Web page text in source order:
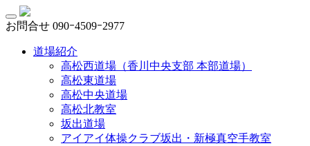
お問合せ 090ｰ4509ｰ2977
道場紹介
高松西道場（香川中央支部 本部道場）
高松東道場
高松中央道場
高松北教室
坂出道場
アイアイ体操クラブ坂出・新極真空手教室